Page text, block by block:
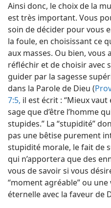
Ainsi donc, le choix de la
est très important. Vous
soin de décider pour vous
la foule, en choisissant ce
aux masses. Ou bien, vous
réfléchir et de choisir avec
guider par la sagesse
dans la Parole de Dieu (
7:5, il est écrit : “Mieux
sage que d’être l’homme
stupides.” La “stupidité”
pas une bêtise purement
stupidité morale, le fait de
qui n’apportera que des
vous de savoir si vous
“moment agréable” ou une
éternelle avec la faveur de